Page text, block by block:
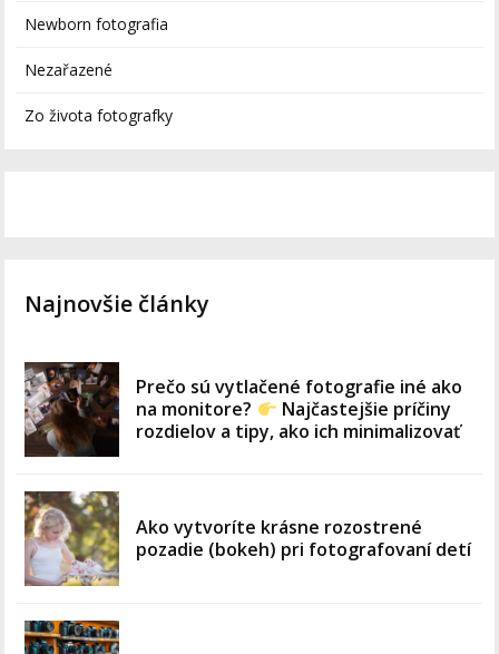
Newborn fotografia
Nezařazené
Zo života fotografky
Najnovšie články
Prečo sú vytlačené fotografie iné ako
na monitore?
Najčastejšie príčiny
rozdielov a tipy, ako ich minimalizovať
Ako vytvoríte krásne rozostrené
pozadie (bokeh) pri fotografovaní detí